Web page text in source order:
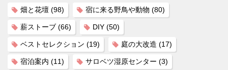
畑と花壇 (98) 宿に来る野鳥や動物 (80)
薪ストーブ (66) DIY (50)
ベストセレクション (19) 庭の大改造 (17)
宿泊案内 (11) サロベツ湿原センター (3)